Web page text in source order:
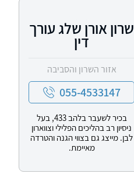
שרון אורן שלג עורך
דין
אזור השרון והסביבה
055-4533147
בכיר לשעבר בלהב 433, בעל
ניסיון רב בהליכים הפלילי וצווארון
לבן. מייצג גם בצווי הגנה והטרדה
מאיימת.